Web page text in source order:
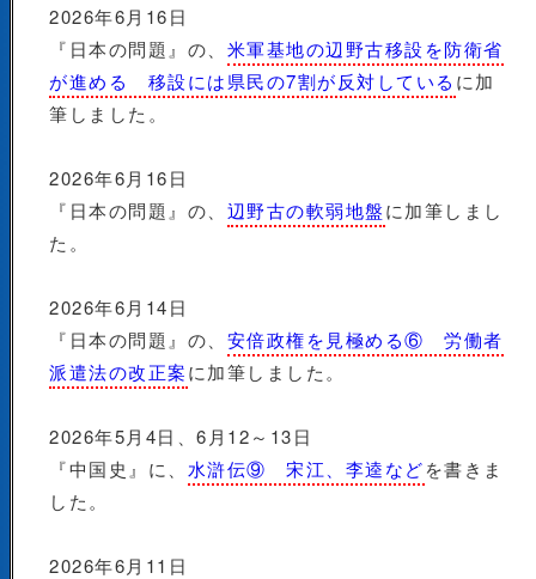
2026年6月16日
『日本の問題』の、 米軍基地の辺野古移設を防衛省
が進める 移設には県民の7割が反対している に加
筆しました。
2026年6月16日
『日本の問題』の、 辺野古の軟弱地盤に加筆しまし
た。
2026年6月14日
『日本の問題』の、 安倍政権を見極める⑥ 労働者
派遣法の改正案に加筆しました。
2026年5月4日、6月12～13日
『中国史』に、 水滸伝⑨ 宋江、李逵などを書きま
した。
2026年6月11日